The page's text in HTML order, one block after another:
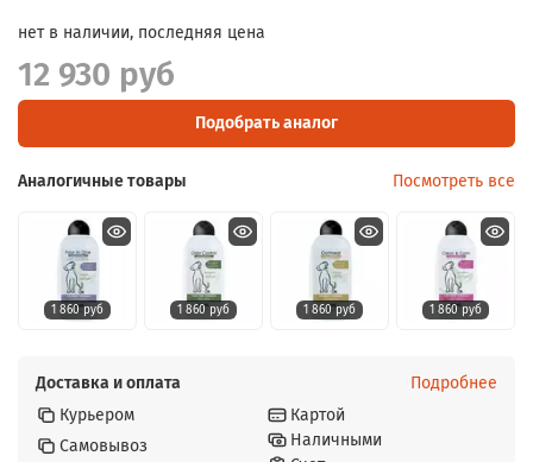
нет в наличии, последняя цена
12 930 руб
Подобрать аналог
Аналогичные товары Посмотреть все
1 860 руб 1 860 руб 1 860 руб 1 860 руб
Доставка и оплата
Подробнее
Курьером
Самовывоз
Картой
Наличными